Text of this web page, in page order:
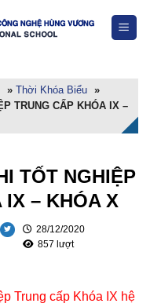
» Thời Khóa Biểu »
TRUNG CẤP KHÓA IX –
TỐT NGHIỆP
IX – KHÓA X
28/12/2020
857 lượt
Trung cấp Khóa IX hệ